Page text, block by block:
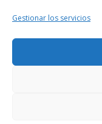
Gestionar los servicios
©